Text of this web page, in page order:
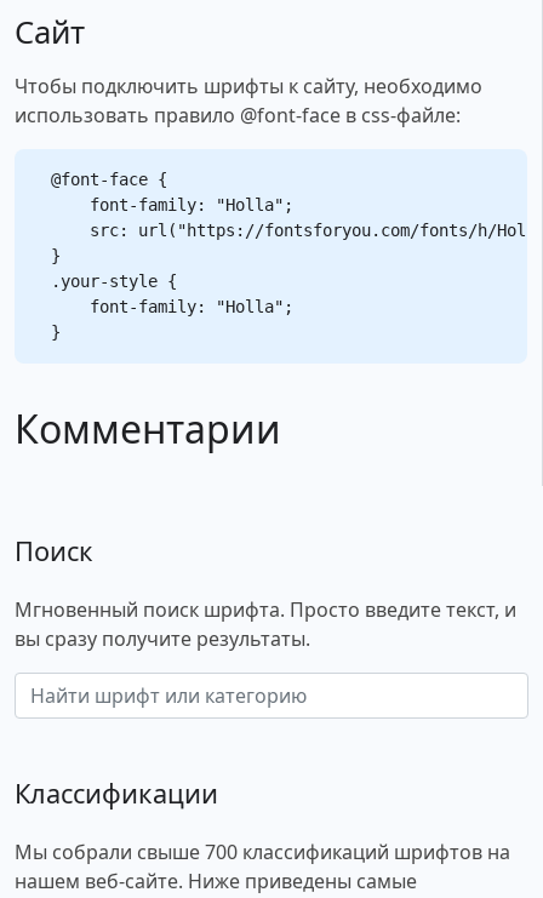
Сайт
Чтобы подключить шрифты к сайту, необходимо
использовать правило @font-face в css-файле:
@font-face {
    font-family: "Holla";
src: url("https://fontsforyou.com/fonts/h/
}
.your-style {
    font-family: "Holla";
Комментарии
Поиск
Мгновенный поиск шрифта. Просто введите текст, и
вы сразу получите результаты.
Классификации
Мы собрали свыше 700 классификаций шрифтов на
нашем веб-сайте. Ниже приведены самые